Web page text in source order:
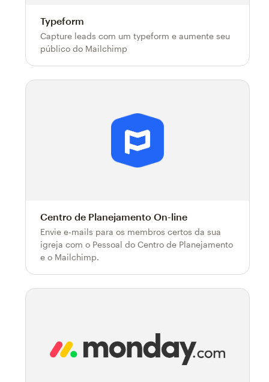
Typeform
Capture leads com um typeform e aumente seu
público do Mailchimp
Centro de Planejamento On-line
Envie e-mails para os membros certos da sua
igreja com o Pessoal do Centro de Planejamento
e o Mailchimp.